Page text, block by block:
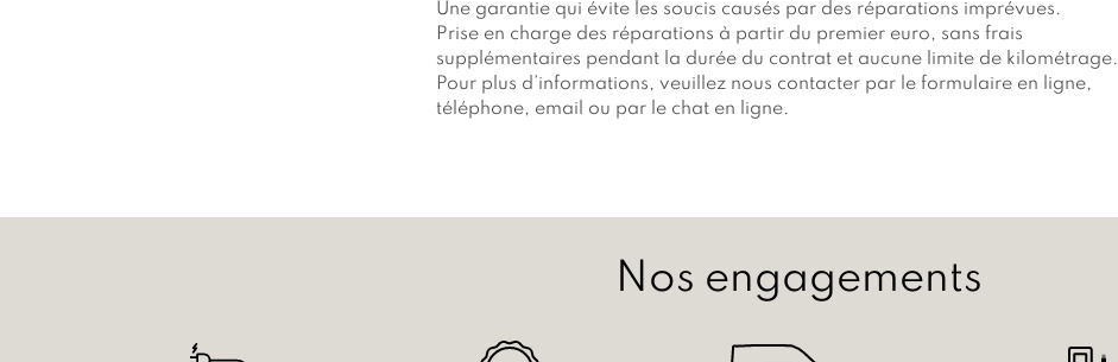
Une garantie qui évite les soucis causés par des réparations imprévues.
Prise en charge des réparations à partir du premier euro, sans frais
supplémentaires pendant la durée du contrat et aucune limite de kilométrage.
Pour plus d’informations, veuillez nous contacter par le formulaire en ligne,
téléphone, email ou par le chat en ligne.
Nos engagements